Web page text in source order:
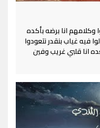
وكلامهم انا برضه بأكده
فيه غياب بنقدر نتعودوا
انا قلبي غريب وفين